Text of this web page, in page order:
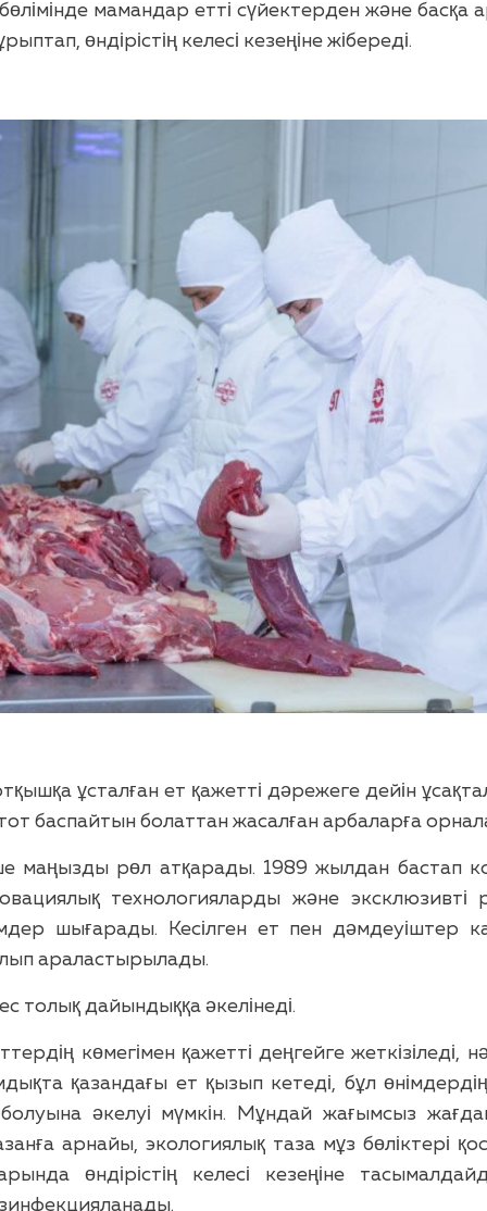
мамандар етті сүйектерден және басқа
өндірістің келесі кезеңіне жібереді.
ұсталған ет қажетті дәрежеге дейін
баспайтын болаттан жасалған арбаларға
маңызды рөл атқарады. 1989 жылдан бастап
технологияларды және эксклюзивті
шығарады. Кесілген ет пен дәмдеуіштер
араластырылады.
толық дайындыққа әкелінеді.
көмегімен қажетті деңгейге жеткізіледі,
қазандағы ет қызып кетеді, бұл
әкелуі мүмкін. Мұндай жағымсыз
арнайы, экологиялық таза мұз бөліктері
өндірістің келесі кезеңіне